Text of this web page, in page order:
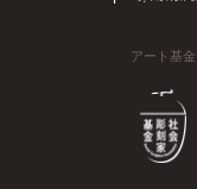
アート基金